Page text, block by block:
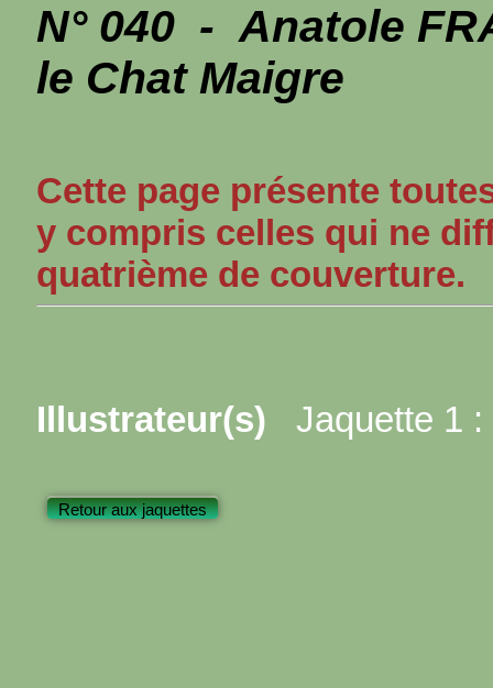
N° 040 - Anatole
le Chat Maigre
Cette page présente
y compris celles qui ne
quatrième de couverture.
Illustrateur(s) Jaquette 1 :
Retour aux jaquettes